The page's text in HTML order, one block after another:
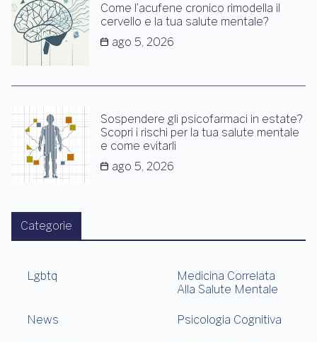
Come l’acufene cronico rimodella il
cervello e la tua salute mentale?
ago 5, 2026
Sospendere gli psicofarmaci in estate?
Scopri i rischi per la tua salute mentale
e come evitarli
ago 5, 2026
Categorie
Lgbtq
Medicina Correlata
Alla Salute Mentale
News Psicologia Cognitiva